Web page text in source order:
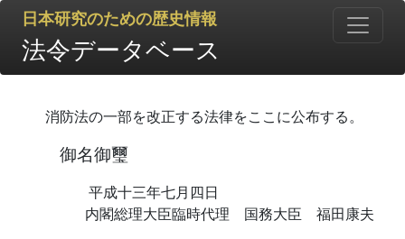
日本研究のための歴史情報
法令データベース
消防法の一部を改正する法律をここに公布する。
御名御璽
平成十三年七月四日
内閣総理大臣臨時代理 国務大臣 福田康夫